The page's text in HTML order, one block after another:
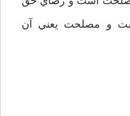
و مصلحت يعني آن